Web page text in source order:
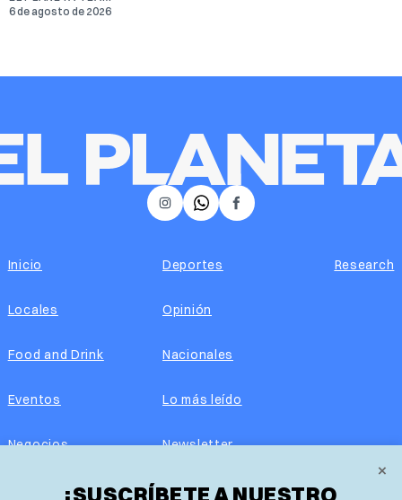
6 de agosto de 2026
×
¡SUSCRÍBETE A NUESTRO
𝕏 Facebook
Instagram
Inicio
Locales
Food and Drink
Eventos
Negocios
Real Estate
Deportes
Opinión
Nacionales
Lo más leído
Newsletter
Edición impresa
Research